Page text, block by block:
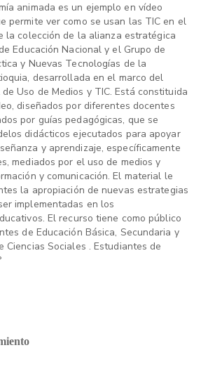
animada es un ejemplo en vídeo
permite ver como se usan las TIC en el
la colección de la alianza estratégica
Educación Nacional y el Grupo de
y Nuevas Tecnologías de la
desarrollada en el marco del
Uso de Medios y TIC. Está constituida
diseñados por diferentes docentes
por guías pedagógicas, que se
didácticos ejecutados para apoyar
y aprendizaje, específicamente
mediados por el uso de medios y
y comunicación. El material le
la apropiación de nuevas estrategias
implementadas en los
El recurso tiene como público
de Educación Básica, Secundaria y
Ciencias Sociales . Estudiantes de